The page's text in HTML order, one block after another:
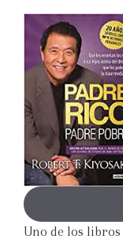
Uno de los